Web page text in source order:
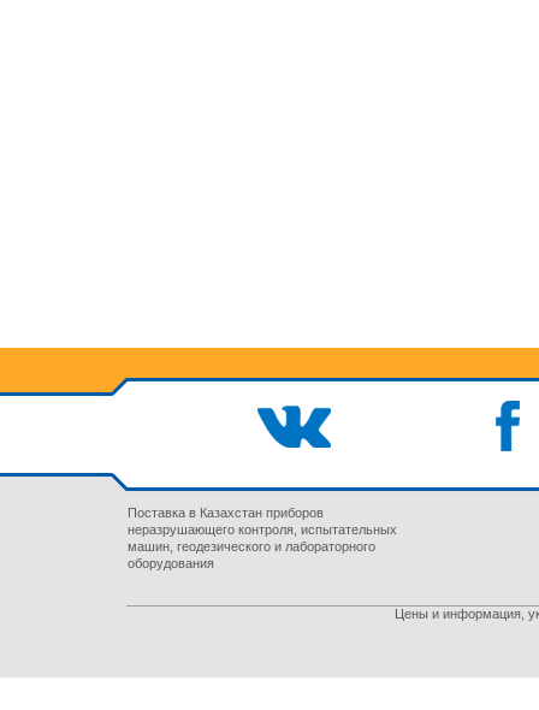
Поставка в Казахстан приборов
неразрушающего контроля, испытательных
машин, геодезического и лабораторного
оборудования
Цены и информация,